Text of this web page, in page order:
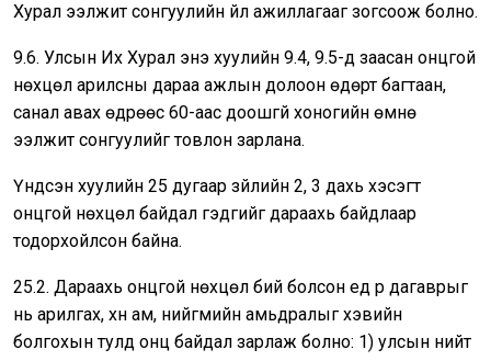
Хурал ээлжит сонгуулийн үйл ажиллагааг зогсоож болно.
9.6. Улсын Их Хурал энэ хуулийн 9.4, 9.5-д заасан онцгой
нөхцөл арилсны дараа ажлын долоон өдөрт багтаан,
санал авах өдрөөс 60-аас доошгүй хоногийн өмнө
ээлжит сонгуулийг товлон зарлана.
Үндсэн хуулийн 25 дугаар зүйлийн 2, 3 дахь хэсэгт
онцгой нөхцөл байдал гэдгийг дараахь байдлаар
тодорхойлсон байна.
25.2. Дараахь онцгой нөхцөл бий болсон үед үр дагаврыг
нь арилгах, хүн ам, нийгмийн амьдралыг хэвийн
болгохын тулд онц байдал зарлаж болно: 1) улсын нийт